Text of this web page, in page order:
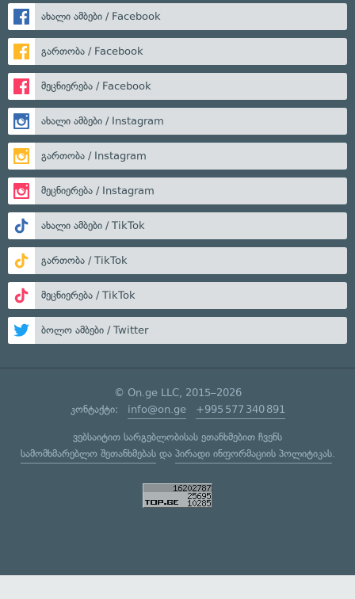
ახალი ამბები / Facebook
გართობა / Facebook
მეცნიერება / Facebook
ახალი ამბები / Instagram
გართობა / Instagram
მეცნიერება / Instagram
ახალი ამბები / TikTok
გართობა / TikTok
მეცნიერება / TikTok
ბოლო ამბები / Twitter
© On.ge LLC, 2015–2026
კონტაქტი: info@on.ge +995 577 340 891
ვებსაიტით სარგებლობისას ეთანხმებით ჩვენს
სამომხმარებლო შეთანხმებასდა პირადი ინფორმაციის პოლიტიკას.